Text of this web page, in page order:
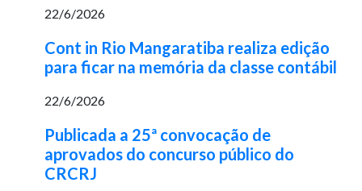
22/6/2026
Cont in Rio Mangaratiba realiza edição
para ficar na memória da classe contábil
22/6/2026
Publicada a 25ª convocação de
aprovados do concurso público do
CRCRJ